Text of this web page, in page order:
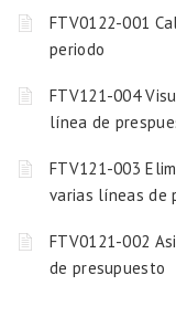
FTV0122-001
periodo
FTV121-004
línea de
FTV121-003
varias líneas de
FTV0121-002
de presupuesto